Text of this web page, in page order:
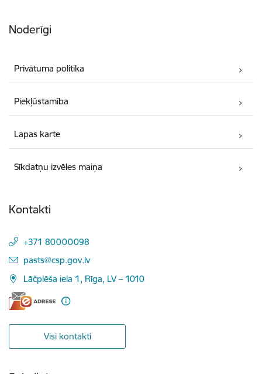
Noderīgi
Privātuma politika
Piekļūstamība
Lapas karte
Sīkdatņu izvēles maiņa
Kontakti
+371 80000098
E-pasts:
pasts@csp.gov.lv
Lāčplēša iela 1, Rīga, LV – 1010
Visi kontakti